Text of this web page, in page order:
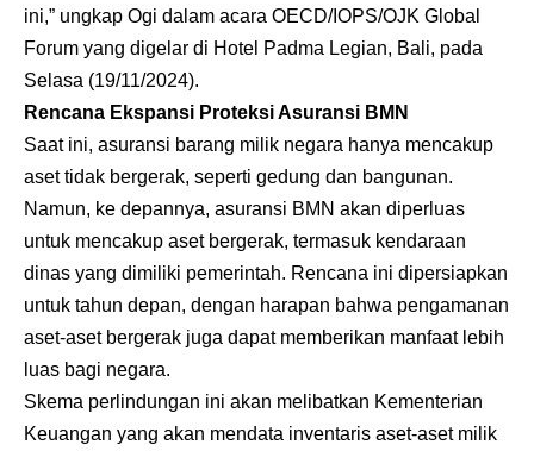
ini,” ungkap Ogi dalam acara OECD/IOPS/OJK Global
Forum yang digelar di Hotel Padma Legian, Bali, pada
Selasa (19/11/2024).
Rencana Ekspansi Proteksi Asuransi BMN
Saat ini, asuransi barang milik negara hanya mencakup
aset tidak bergerak, seperti gedung dan bangunan.
Namun, ke depannya, asuransi BMN akan diperluas
untuk mencakup aset bergerak, termasuk kendaraan
dinas yang dimiliki pemerintah. Rencana ini dipersiapkan
untuk tahun depan, dengan harapan bahwa pengamanan
aset-aset bergerak juga dapat memberikan manfaat lebih
luas bagi negara.
Skema perlindungan ini akan melibatkan Kementerian
Keuangan yang akan mendata inventaris aset-aset milik